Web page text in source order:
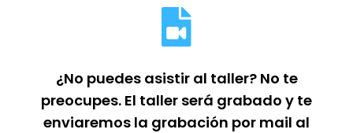
¿No puedes asistir al taller? No te
preocupes. El taller será grabado y te
enviaremos la grabación por mail al